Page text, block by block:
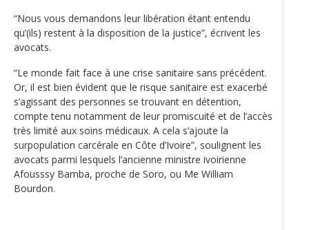
“Nous vous demandons leur libération étant entendu
qu’(ils) restent à la disposition de la justice”, écrivent les
avocats.
“Le monde fait face à une crise sanitaire sans précédent.
Or, il est bien évident que le risque sanitaire est exacerbé
s’agissant des personnes se trouvant en détention,
compte tenu notamment de leur promiscuité et de l’accès
très limité aux soins médicaux. A cela s’ajoute la
surpopulation carcérale en Côte d’Ivoire”, soulignent les
avocats parmi lesquels l’ancienne ministre ivoirienne
Afousssy Bamba, proche de Soro, ou Me William
Bourdon.